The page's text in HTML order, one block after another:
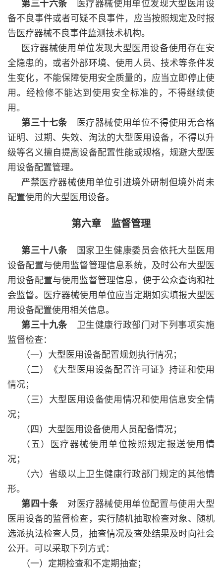
第三十六条 医疗器械使用单位发现大型医用设
备不良事件或者可疑不良事件，应当按照规定及时报
告医疗器械不良事件监测技术机构。
医疗器械使用单位发现大型医用设备使用存在安
全隐患的，或者外部环境、使用人员、技术等条件发
生变化，不能保障使用安全质量的，应当立即停止使
用。经检修不能达到使用安全标准的，不得继续使
用。
第三十七条 医疗器械使用单位不得使用无合格
证明、过期、失效、淘汰的大型医用设备，不得以升
级等名义擅自提高设备配置性能或规格，规避大型医
用设备配置管理。
严禁医疗器械使用单位引进境外研制但境外尚未
配置使用的大型医用设备。
第六章 监督管理
第三十八条 国家卫生健康委员会依托大型医用
设备配置与使用监督管理信息系统，及时公布大型医
用设备配置与使用监督管理信息，便于公众查询和社
会监督。医疗器械使用单位应当定期如实填报大型医
用设备配置使用相关信息。
第三十九条 卫生健康行政部门对下列事项实施
监督检查：
（一）大型医用设备配置规划执行情况；
（二）《大型医用设备配置许可证》持证和使用
情况；
（三）大型医用设备使用情况和使用信息安全情
况；
（四）大型医用设备使用人员配备情况；
（五）医疗器械使用单位按照规定报送使用情
况；
（六）省级以上卫生健康行政部门规定的其他情
形。
第四十条 对医疗器械使用单位配置与使用大型
医用设备的监督检查，实行随机抽取检查对象、随机
选派执法检查人员，抽查情况及查处结果及时向社会
公开。可以采取下列方式：
（一）定期检查和不定期抽查；